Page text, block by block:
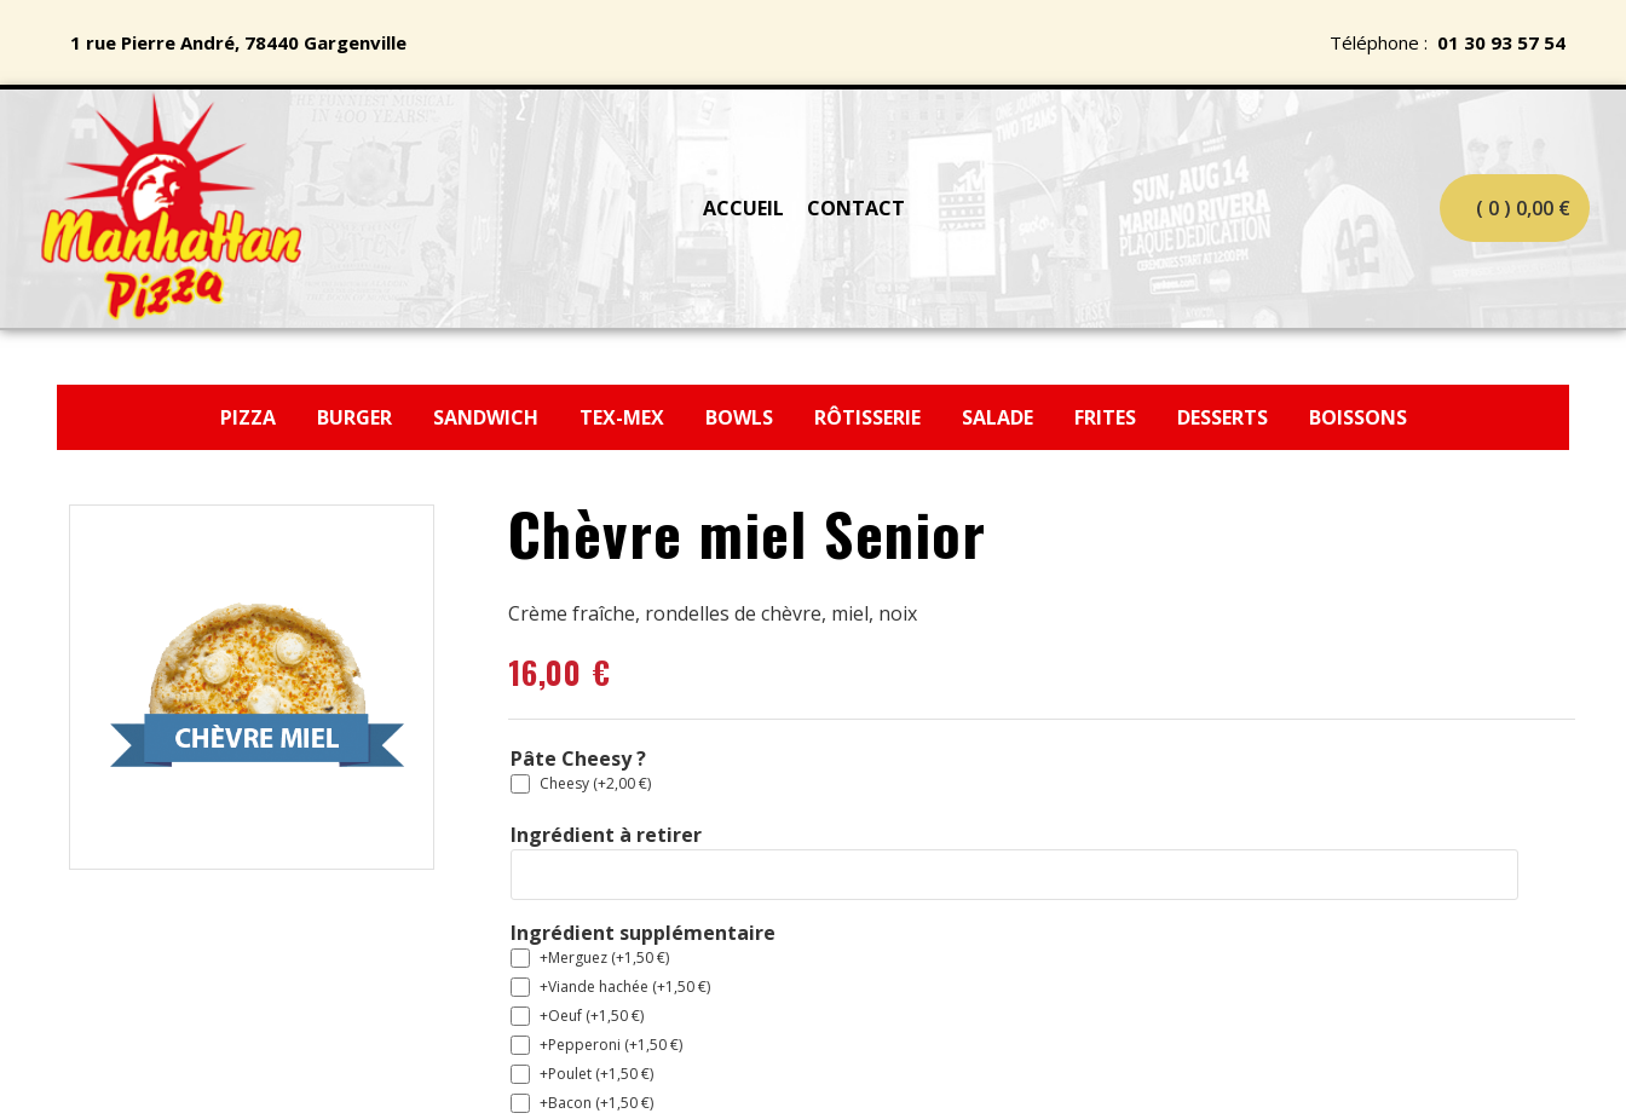
1 rue Pierre André, 78440 Gargenville Téléphone : 01 30 93 57 54
ACCUEIL CONTACT ( 0 ) 0,00 €
PIZZA BURGER SANDWICH TEX-MEX BOWLS RÔTISSERIE SALADE FRITES DESSERTS BOISSONS
Chèvre miel Senior
Crème fraîche, rondelles de chèvre, miel, noix
16,00 €
Pâte Cheesy ?
Cheesy (+2,00€)
Ingrédient à retirer
Ingrédient supplémentaire
+Merguez (+1,50€)
+Viande hachée (+1,50€)
+Oeuf (+1,50€)
+Pepperoni (+1,50€)
+Poulet (+1,50€)
+Bacon (+1,50€)